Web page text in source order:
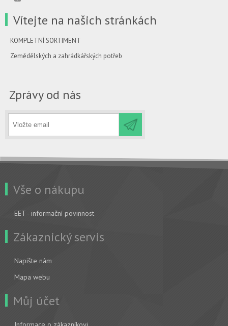
Vítejte na našich stránkách
KOMPLETNÍ SORTIMENT
Zemědělských a zahrádkářských potřeb
Zprávy od nás
Vše o nákupu
EET - informační povinnost
Zákaznický servis
Napište nám
Mapa webu
Můj účet